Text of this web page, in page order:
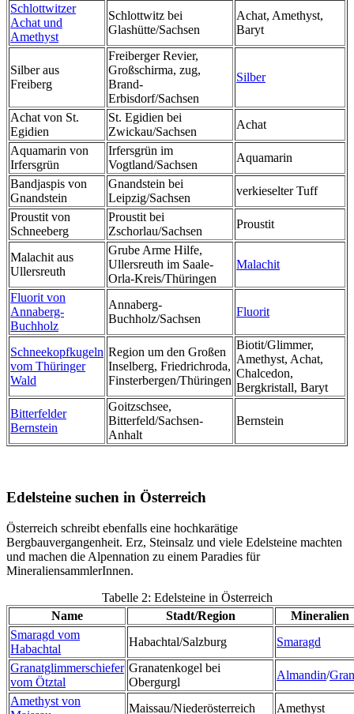
Schlottwitzer
Achat und
Amethyst
Schlottwitz bei
Glashütte/Sachsen
Achat, Amethyst,
Baryt
Silber aus
Freiberg
Freiberger Revier,
Großschirma, zug,
Brand-
Erbisdorf/Sachsen
Silber
Achat von St.
Egidien
St. Egidien bei
Zwickau/Sachsen
Achat
Aquamarin von
Irfersgrün
Irfersgrün im
Vogtland/Sachsen
Aquamarin
Bandjaspis von
Gnandstein
Gnandstein bei
Leipzig/Sachsen
verkieselter Tuff
Proustit von
Schneeberg
Proustit bei
Zschorlau/Sachsen
Proustit
Malachit aus
Ullersreuth
Grube Arme Hilfe,
Ullersreuth im Saale-
Orla-Kreis/Thüringen
Malachit
Fluorit von
Annaberg-
Buchholz
Annaberg-
Buchholz/Sachsen
Fluorit
Schneekopfkugeln
vom Thüringer
Wald
Region um den Großen
Inselberg, Friedrichroda,
Finsterbergen/Thüringen
Biotit/Glimmer,
Amethyst, Achat,
Chalcedon,
Bergkristall, Baryt
Bitterfelder
Bernstein
Goitzschsee,
Bitterfeld/Sachsen-
Anhalt
Bernstein
Edelsteine suchen in Österreich
Österreich schreibt ebenfalls eine hochkarätige
Bergbauvergangenheit. Erz, Steinsalz und viele Edelsteine machten
und machen die Alpennation zu einem Paradies für
MineraliensammlerInnen.
Tabelle 2: Edelsteine in Österreich
Name
Stadt/Region
Mineralien
Smaragd vom
Habachtal
Habachtal/Salzburg
Smaragd
Granatglimmerschiefer
vom Ötztal
Granatenkogel bei
Obergurgl
Almandin/
Amethyst von
Maissau/Niederösterreich
Amethyst